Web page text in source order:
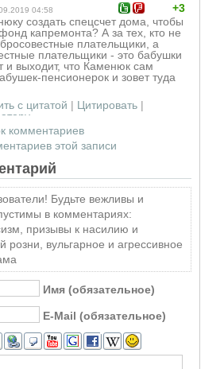
+3
04:58
создать спецсчет дома, чтобы
капремонта? А за тех, кто не
плательщики, а
плательщики - это бабушки
и выходит, что Каменюк сам
пенсионерок и зовет туда
с цитатой | Цитировать |
комментариев
этой записи
Будьте вежливы и
в комментариях:
призывы к насилию и
розни, вульгарное и агрессивное
Имя (обязательное)
E-Mail (обязательное)